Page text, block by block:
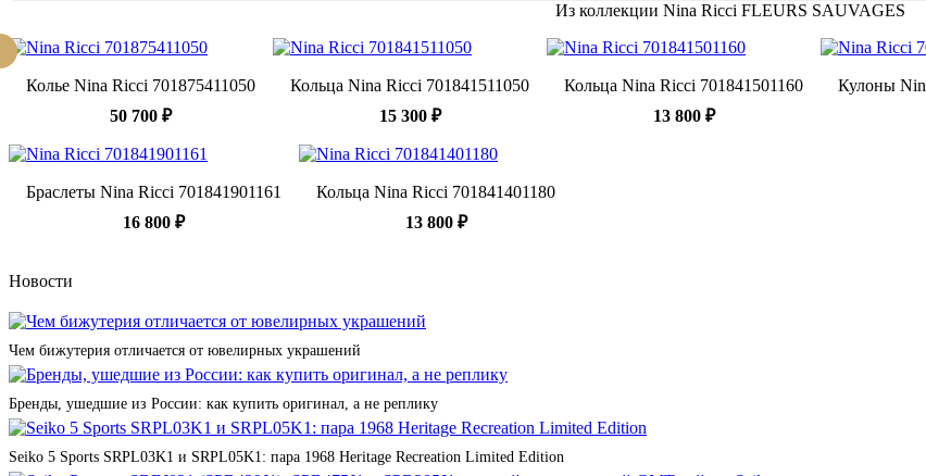
Из коллекции Nina Ricci FLEURS SAUVAGES
Колье Nina Ricci 701875411050
50 700 ₽
Кольца Nina Ricci 701841511050
15 300 ₽
Кольца Nina Ricci 701841501160
13 800 ₽
Кулоны
Браслеты Nina Ricci 701841901161
16 800 ₽
Кольца Nina Ricci 701841401180
13 800 ₽
Новости
Чем бижутерия отличается от ювелирных украшений
Бренды, ушедшие из России: как купить оригинал, а не реплику
Seiko 5 Sports SRPL03K1 и SRPL05K1: пара 1968 Heritage Recreation Limited Edition